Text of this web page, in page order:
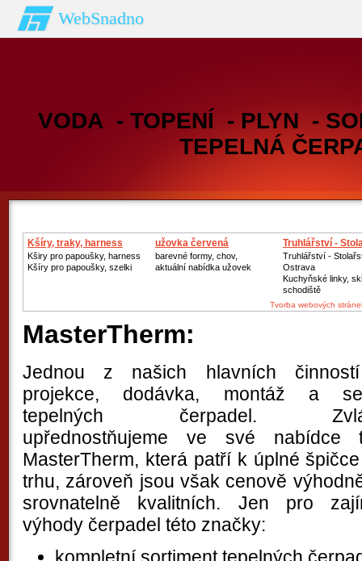
WebSnadno
VODA - TOPENÍ - PLYN -
TEPELNÁ
Kšíry, traky, harness
Kširy pro papoušky, harness
Kšíry pro papoušky, szelki
užovka červená
barevné formy, chov,
aktuální nabídka užovek
Truhlářství -
Truhlářství -
Ostrava
Kuchyňské linky,
schodiště
Tvorba webových
MasterTherm:
Jednou z našich hlavních
projekce, dodávka, montáž a
tepelných čerpadel.
upřednostňujeme ve své nabídce
MasterTherm, která patří k úplné
trhu, zároveň jsou však cenově
srovnatelně kvalitních. Jen pro
výhody čerpadel této značky: